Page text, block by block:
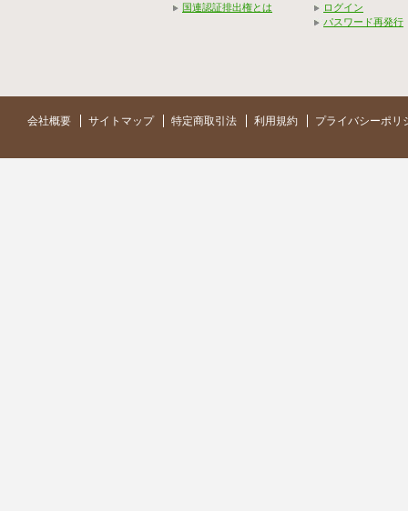
国連認証排出権とは
ログイン
パスワード再発行
会社概要 サイトマップ 特定商取引法 利用規約 プライバシーポリ